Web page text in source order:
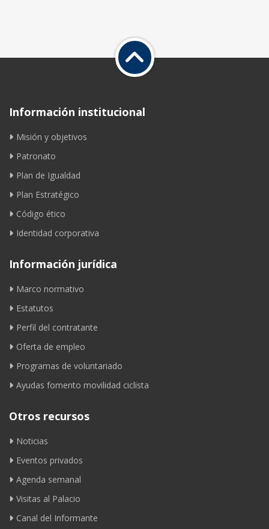
Información institucional
Misión y objetivos
Patronato
Plan de Igualdad
Plan Estratégico
Código ético
Identidad corporativa
Información jurídica
Marco normativo
Estatutos
Perfil del contratante
Oferta de empleo
Programas de voluntariado
Ayudas fomento movilidad ciclista
Otros recursos
Noticias
Eventos privados
Agenda semanal
Visitas al Palacio
Canal del Informante